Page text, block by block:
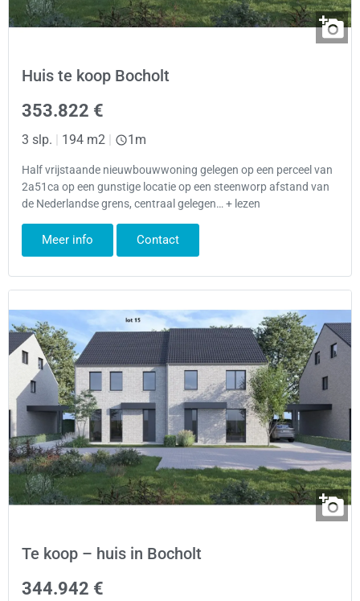
Huis te koop Bocholt
353.822 €
3 slp. 194 m2 1m
Half vrijstaande nieuwbouwwoning gelegen op een perceel van
2a51ca op een gunstige locatie op een steenworp afstand van
de Nederlandse grens, centraal gelegen… + lezen
Meer info Contact
Te koop – huis in Bocholt
344.942 €